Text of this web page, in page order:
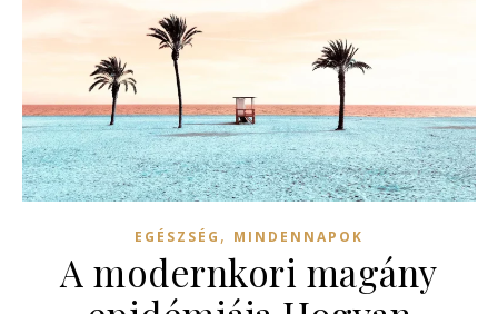
EGÉSZSÉG , MINDENNAPOK
A modernkori magány